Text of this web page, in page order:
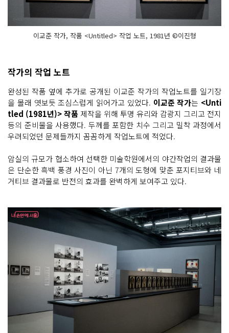
이교준 작가, 작품 <Untitled> 작업 노트, 1981년 ©이진형
작가의 작업 노트
완성된 작품 옆에 추가로 공개된 이교준 작가의 작업노트를 일기장
을 몰래 엿보듯 조심스럽게 읽어가고 있었다. 이교준 작가는 <Unti
tled (1981년)> 작품 제작을 위해 투명 유리와 감광지 그리고 전지
등의 준비물을 사용했다. 두께를 포함한 치수 그리고 밀착 과정에서
우려되었던 문제들까지 꼼꼼하게 작업노트에 적었다.
암실의 규모가 협소하여 선택한 미술학원에서의 야간작업의 결과물
은 단순한 흑백 풍경 사진이 아닌 7개의 도형에 맞춘 포지티브와 네
거티브 결과물로 반전의 효과를 완벽하게 보여주고 있다.